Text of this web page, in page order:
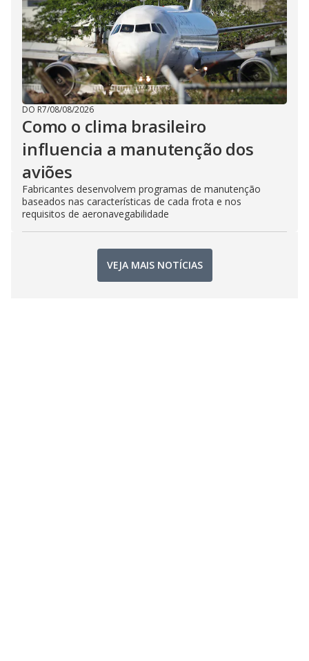
DO R7/08/08/2026
Como o clima brasileiro
influencia a manutenção dos
aviões
Fabricantes desenvolvem programas de manutenção
baseados nas características de cada frota e nos
requisitos de aeronavegabilidade
VEJA MAIS NOTÍCIAS